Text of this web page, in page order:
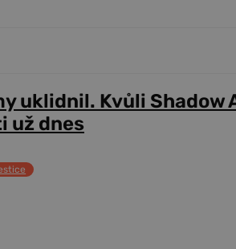
uklidnil. Kvůli Shadow
už dnes